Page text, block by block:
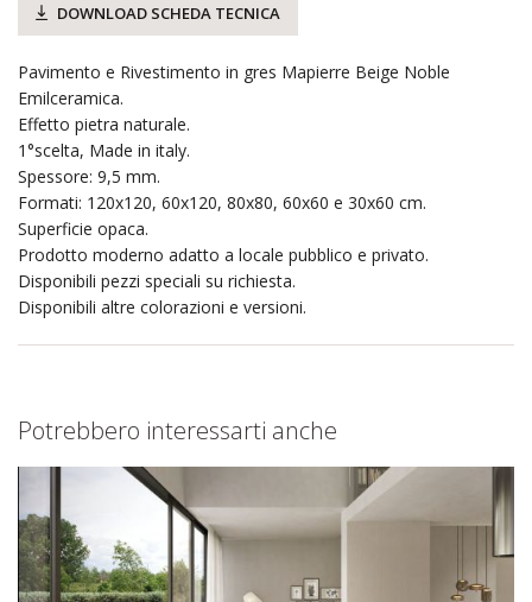
DOWNLOAD SCHEDA TECNICA
Pavimento e Rivestimento in gres Mapierre Beige Noble
Emilceramica.
Effetto pietra naturale.
1°scelta, Made in italy.
Spessore: 9,5 mm.
Formati: 120x120, 60x120, 80x80, 60x60 e 30x60 cm.
Superficie opaca.
Prodotto moderno adatto a locale pubblico e privato.
Disponibili pezzi speciali su richiesta.
Disponibili altre colorazioni e versioni.
Potrebbero interessarti anche